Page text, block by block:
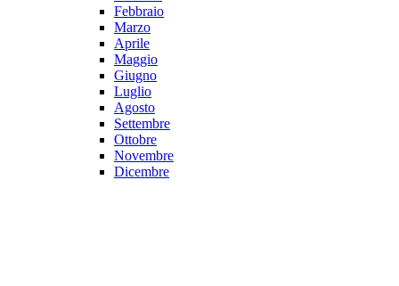
Febbraio
Marzo
Aprile
Maggio
Giugno
Luglio
Agosto
Settembre
Ottobre
Novembre
Dicembre